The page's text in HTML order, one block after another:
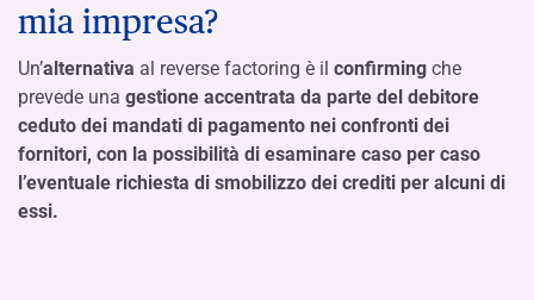
mia impresa?
Un’alternativa al reverse factoring è il confirming che
prevede una gestione accentrata da parte del debitore
ceduto dei mandati di pagamento nei confronti dei
fornitori, con la possibilità di esaminare caso per caso
l’eventuale richiesta di smobilizzo dei crediti per alcuni di
essi.